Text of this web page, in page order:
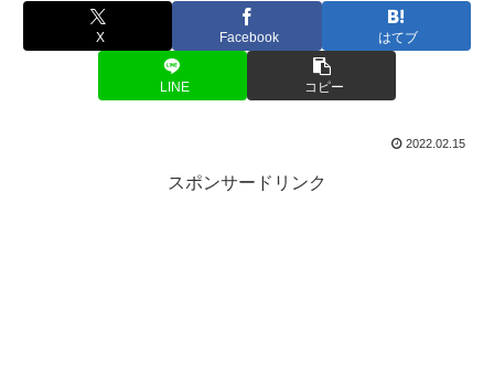
X Facebook はてブ
LINE コピー
2022.02.15
スポンサードリンク